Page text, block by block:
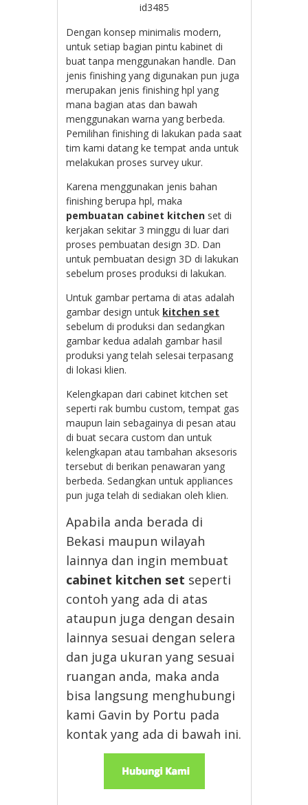
id3485
Dengan konsep minimalis modern,
untuk setiap bagian pintu kabinet di
buat tanpa menggunakan handle. Dan
jenis finishing yang digunakan pun juga
merupakan jenis finishing hpl yang
mana bagian atas dan bawah
menggunakan warna yang berbeda.
Pemilihan finishing di lakukan pada saat
tim kami datang ke tempat anda untuk
melakukan proses survey ukur.
Karena menggunakan jenis bahan
finishing berupa hpl, maka
pembuatan cabinet kitchen set di
kerjakan sekitar 3 minggu di luar dari
proses pembuatan design 3D. Dan
untuk pembuatan design 3D di lakukan
sebelum proses produksi di lakukan.
Untuk gambar pertama di atas adalah
gambar design untuk kitchen set
sebelum di produksi dan sedangkan
gambar kedua adalah gambar hasil
produksi yang telah selesai terpasang
di lokasi klien.
Kelengkapan dari cabinet kitchen set
seperti rak bumbu custom, tempat gas
maupun lain sebagainya di pesan atau
di buat secara custom dan untuk
kelengkapan atau tambahan aksesoris
tersebut di berikan penawaran yang
berbeda. Sedangkan untuk appliances
pun juga telah di sediakan oleh klien.
Apabila anda berada di
Bekasi maupun wilayah
lainnya dan ingin membuat
cabinet kitchen set seperti
contoh yang ada di atas
ataupun juga dengan desain
lainnya sesuai dengan selera
dan juga ukuran yang sesuai
ruangan anda, maka anda
bisa langsung menghubungi
kami Gavin by Portu pada
kontak yang ada di bawah ini.